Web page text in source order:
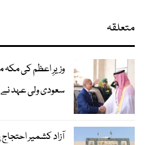
متعلقہ
وزیرِ اعظم کی مکہ
سعودی ولی عہد نے
آزاد کشمیر